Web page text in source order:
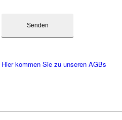
Hier kommen Sie zu unseren AGBs